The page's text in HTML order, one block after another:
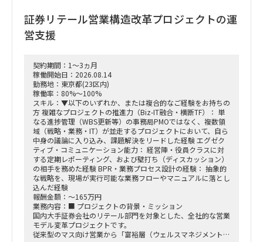
・幹部層への中間報告、最終報告資料の作成およびプレゼンテ
ーション
・調査・分析結果の構造化および資料化
・費用対効果の試算、ロードマップ策定
・下位メンバーのリードおよびタスク管理
・幹部層向け報告資料の作成、プレゼンテーション支援
■契約条件
・参画期間：2026年10月1日～2026年12月28日
または2027年1月31日まで
・稼働率：100％想定
■勤務地・働き方
・出張先：茨城県ひたちなか市・勝田駅周辺
・勝田への訪問頻度は週によって変動
・訪問が発生しない週もある一方、プロジェクト中盤は週3～
4日程度の出張が発生する可能性あり
・プロジェクト開始直後および終了前は、出張頻度が比較的少
なくなる想定
・勝田出張以外の日はリモートワーク
・必要に応じて元請会社の麹町出社
証券リテール営業構造改革プロジェクトの運
営支援
契約期間：1～3ヵ月
稼働開始日：2026.08.14
勤務地：東京都(23区内)
稼働率：80%～100%
スキル：▼以下のいずれか、または複合的なご経験をお持ちの
方 複雑なプロジェクトの推進力（Biz-IT融合・横断TF）： 単
なる進捗管理（WBS更新等）の事務局PMOではなく、複数領
域（戦略・業務・IT）が並走するプロジェクトにおいて、自ら
中身の議論に入り込み、課題解決をリードした経験 エグゼク
ティブ・コミュニケーション能力： 経営陣・役員クラスに対
する定期レポーティング、および壁打ち（ディスカッション）
の相手を務めた経験 BPR・業務プロセス設計の経験： 抽象的
な戦略を、現場が実行可能な業務フローやマニュアルに落とし
込んだ経験
報酬金額：～165万円
業務内容：■ プロジェクトの背景・ミッション
国内大手証券会社のリテール部門を対象とした、全社的な営業
モデル変革プロジェクトです。
従来型のマス向け営業から「富裕層（ウェルスマネジメント）